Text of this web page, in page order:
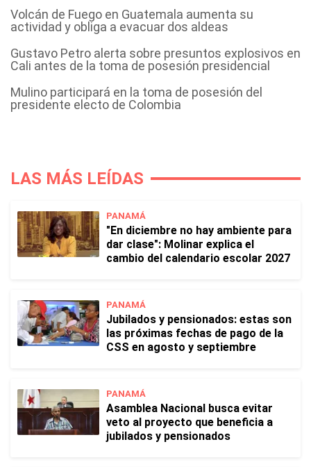
Volcán de Fuego en Guatemala aumenta su
actividad y obliga a evacuar dos aldeas
Gustavo Petro alerta sobre presuntos explosivos en
Cali antes de la toma de posesión presidencial
Mulino participará en la toma de posesión del
presidente electo de Colombia
LAS MÁS LEÍDAS
PANAMÁ
"En diciembre no hay ambiente para
dar clase": Molinar explica el
cambio del calendario escolar 2027
PANAMÁ
Jubilados y pensionados: estas son
las próximas fechas de pago de la
CSS en agosto y septiembre
PANAMÁ
Asamblea Nacional busca evitar
veto al proyecto que beneficia a
jubilados y pensionados